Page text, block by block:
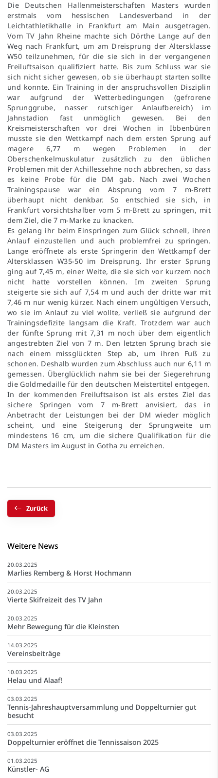
Die Deutschen Hallenmeisterschaften Masters wurden
erstmals vom hessischen Landesverband in der
Leichtathletikhalle in Frankfurt am Main ausgetragen.
Vom TV Jahn Rheine machte sich Dörthe Lange auf den
Weg nach Frankfurt, um am Dreisprung der Altersklasse
W50 teilzunehmen, für die sie sich in der vergangenen
Freiluftsaison qualifiziert hatte. Bis zum Schluss war sie
sich nicht sicher gewesen, ob sie überhaupt starten sollte
und konnte. Ein Training in der anspruchsvollen Disziplin
war aufgrund der Wetterbedingungen (gefrorene
Sprunggrube, nasser rutschiger Anlaufbereich) im
Jahnstadion fast unmöglich gewesen. Bei den
Kreismeisterschaften vor drei Wochen in Ibbenbüren
musste sie den Wettkampf nach dem ersten Sprung auf
magere 6,77 m wegen Problemen in der
Oberschenkelmuskulatur zusätzlich zu den üblichen
Problemen mit der Achillessehne noch abbrechen, so dass
es keine Probe für die DM gab. Nach zwei Wochen
Trainingspause war ein Absprung vom 7 m-Brett
überhaupt nicht denkbar. So entschied sie sich, in
Frankfurt vorsichtshalber vom 5 m-Brett zu springen, mit
dem Ziel, die 7 m-Marke zu knacken.
Es gelang ihr beim Einspringen zum Glück schnell, ihren
Anlauf einzustellen und auch problemfrei zu springen.
Lange eröffnete als erste Springerin den Wettkampf der
Altersklassen W35-50 im Dreisprung. Ihr erster Sprung
ging auf 7,45 m, einer Weite, die sie sich vor kurzem noch
nicht hatte vorstellen können. Im zweiten Sprung
steigerte sie sich auf 7,54 m und auch der dritte war mit
7,46 m nur wenig kürzer. Nach einem ungültigen Versuch,
wo sie im Anlauf zu viel wollte, verließ sie aufgrund der
Trainingsdefizite langsam die Kraft. Trotzdem war auch
der fünfte Sprung mit 7,31 m noch über dem eigentlich
angestrebten Ziel von 7 m. Den letzten Sprung brach sie
nach einem missglückten Step ab, um ihren Fuß zu
schonen. Deshalb wurden zum Abschluss auch nur 6,11 m
gemessen. Überglücklich nahm sie bei der Siegerehrung
die Goldmedaille für den deutschen Meistertitel entgegen.
In der kommenden Freiluftsaison ist als erstes Ziel das
sichere Springen vom 7 m-Brett anvisiert, das in
Anbetracht der Leistungen bei der DM wieder möglich
scheint, und eine Steigerung der Sprungweite um
mindestens 16 cm, um die sichere Qualifikation für die
DM Masters im August in Gotha zu erreichen.
Zurück
Weitere News
20.03.2025
Marlies Remberg & Horst Hochmann
20.03.2025
Vierte Skifreizeit des TV Jahn
20.03.2025
Mehr Bewegung für die Kleinsten
14.03.2025
Vereinsbeiträge
10.03.2025
Helau und Alaaf!
03.03.2025
Tennis-Jahreshauptversammlung und Doppelturnier gut
besucht
03.03.2025
Doppelturnier eröffnet die Tennissaison 2025
01.03.2025
Künstler- AG